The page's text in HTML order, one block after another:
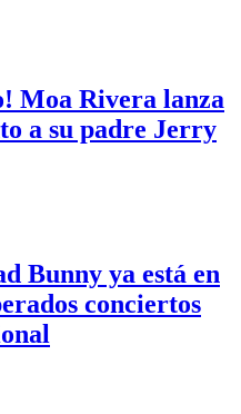
Moa Rivera lanza
a su padre Jerry
Bunny ya está en
conciertos